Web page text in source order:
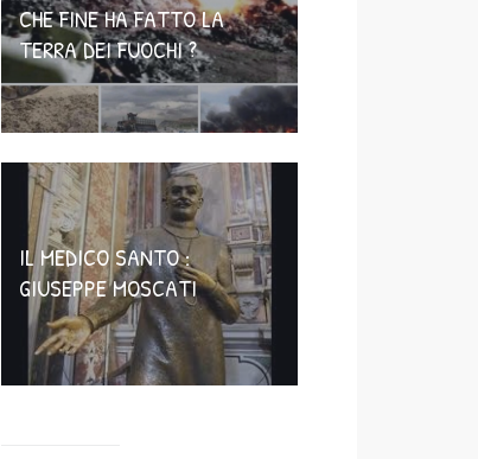
CHE FINE HA FATTO LA
TERRA DEI FUOCHI ?
IL MEDICO SANTO :
GIUSEPPE MOSCATI